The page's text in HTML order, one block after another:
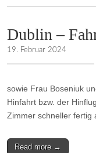
Dublin –
19. Februar 2024
sowie Frau Boseniuk
Hinfahrt bzw. der
Zimmer schneller fertig
Read more →